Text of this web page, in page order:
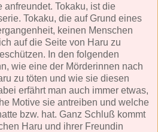
Tokaku, ist die
Tokaku, die auf Grund eines
keinen Menschen
auf die Seite von Haru zu
In den folgenden
wie eine der Mörderinnen nach
zu töten und wie sie diesen
erfährt man auch immer etwas,
Motive sie antreiben und welche
bzw. hat. Ganz Schluß kommt
Haru und ihrer Freundin